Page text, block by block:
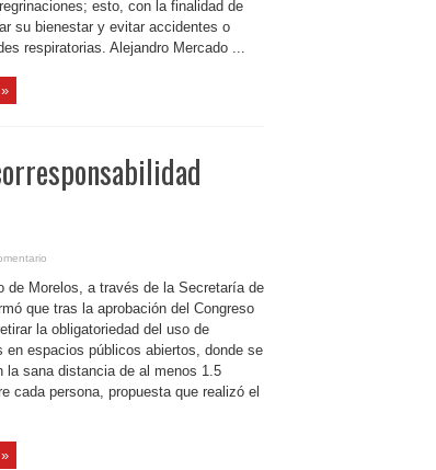
esto, con la finalidad de
su bienestar y evitar accidentes o
respiratorias. Alejandro Mercado ...
de Morelos, a través de la Secretaría de
que tras la aprobación del Congreso
la obligatoriedad del uso de
en espacios públicos abiertos, donde se
la sana distancia de al menos 1.5
cada persona, propuesta que realizó el